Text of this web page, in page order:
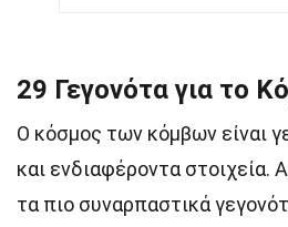
29 Γεγονότα για το
Ο κόσμος των κόμβων είναι
και ενδιαφέροντα στοιχεία.
τα πιο συναρπαστικά